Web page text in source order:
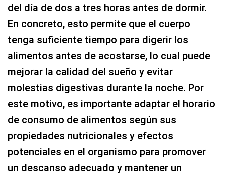
del día de dos a tres horas antes de dormir.
En concreto, esto permite que el cuerpo
tenga suficiente tiempo para digerir los
alimentos antes de acostarse, lo cual puede
mejorar la calidad del sueño y evitar
molestias digestivas durante la noche. Por
este motivo, es importante adaptar el horario
de consumo de alimentos según sus
propiedades nutricionales y efectos
potenciales en el organismo para promover
un descanso adecuado y mantener un